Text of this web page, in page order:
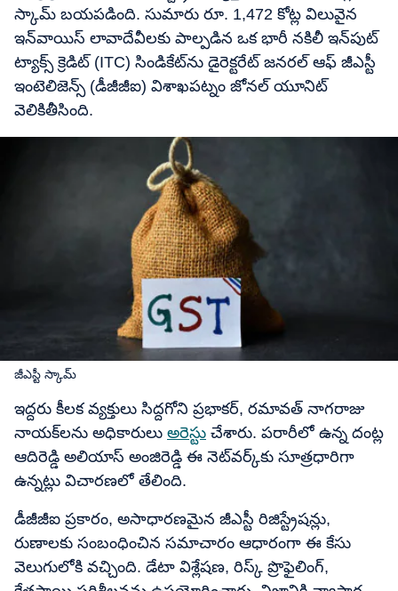
స్కామ్ బయపడింది. సుమారు రూ. 1,472 కోట్ల విలువైన
ఇన్‌వాయిస్ లావాదేవీలకు పాల్పడిన ఒక భారీ నకిలీ ఇన్‌పుట్
ట్యాక్స్ క్రెడిట్ (ITC) సిండికేట్‌ను డైరెక్టరేట్ జనరల్ ఆఫ్ జీఎస్టీ
ఇంటెలిజెన్స్ (డీజీజీఐ) విశాఖపట్నం జోనల్ యూనిట్
వెలికితీసింది.
జీఎస్టీ స్కామ్
ఇద్దరు కీలక వ్యక్తులు సిద్దగోని ప్రభాకర్, రమావత్ నాగరాజు
నాయక్‌లను అధికారులు అరెస్టు చేశారు. పరారీలో ఉన్న దంట్ల
ఆదిరెడ్డి అలియాస్ అంజిరెడ్డి ఈ నెట్‌వర్క్‌కు సూత్రధారిగా
ఉన్నట్లు విచారణలో తేలింది.
డీజీజీఐ ప్రకారం, అసాధారణమైన జీఎస్టీ రిజిస్ట్రేషన్లు,
రుణాలకు సంబంధించిన సమాచారం ఆధారంగా ఈ కేసు
వెలుగులోకి వచ్చింది. డేటా విశ్లేషణ, రిస్క్ ప్రొఫైలింగ్,